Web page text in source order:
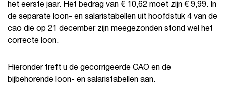
het eerste jaar. Het bedrag van € 10,62 moet zijn € 9,99. In
de separate loon- en salaristabellen uit hoofdstuk 4 van de
cao die op 21 december zijn meegezonden stond wel het
correcte loon.
Hieronder treft u de gecorrigeerde CAO en de
bijbehorende loon- en salaristabellen aan.